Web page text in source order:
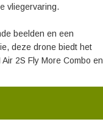
vliegervaring.
beelden en een
deze drone biedt het
2S Fly More Combo en